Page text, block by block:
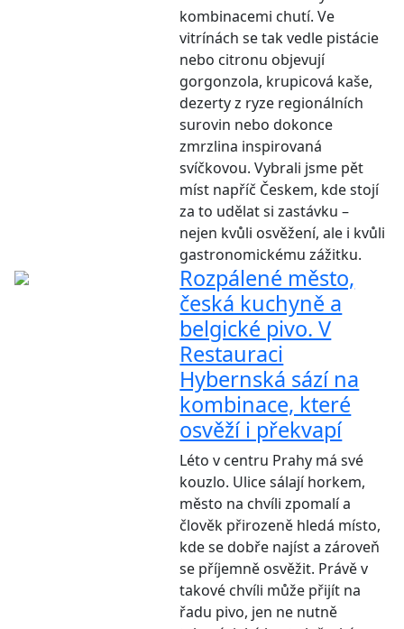
kombinacemi chutí. Ve
vitrínách se tak vedle pistácie
nebo citronu objevují
gorgonzola, krupicová kaše,
dezerty z ryze regionálních
surovin nebo dokonce
zmrzlina inspirovaná
svíčkovou. Vybrali jsme pět
míst napříč Českem, kde stojí
za to udělat si zastávku –
nejen kvůli osvěžení, ale i kvůli
gastronomickému zážitku.
Rozpálené město,
česká kuchyně a
belgické pivo. V
Restauraci
Hybernská sází na
kombinace, které
osvěží i překvapí
Léto v centru Prahy má své
kouzlo. Ulice sálají horkem,
město na chvíli zpomalí a
člověk přirozeně hledá místo,
kde se dobře najíst a zároveň
se příjemně osvěžit. Právě v
takové chvíli může přijít na
řadu pivo, jen ne nutně